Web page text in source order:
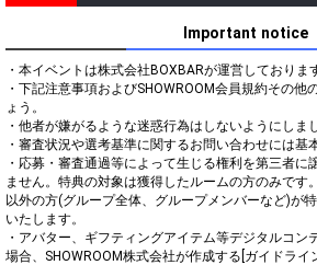
Important notice
・本イベントは株式会社BOXBARが運営しておりま
・下記注意事項およびSHOWROOM会員規約その他
ょう。
・他者が嫌がるような迷惑行為はしないようにしま
・審査状況や選考基準に関するお問い合わせには基
・応募・審査通過等によって生じる権利を第三者に
ません。特典の対象は獲得したルームの方のみです
以外の方(グループ全体、グループメンバーなど)が
いたします。
・アバター、ギフティングアイテム等デジタルコン
場合、SHOWROOM株式会社が作成する[ガイドライ